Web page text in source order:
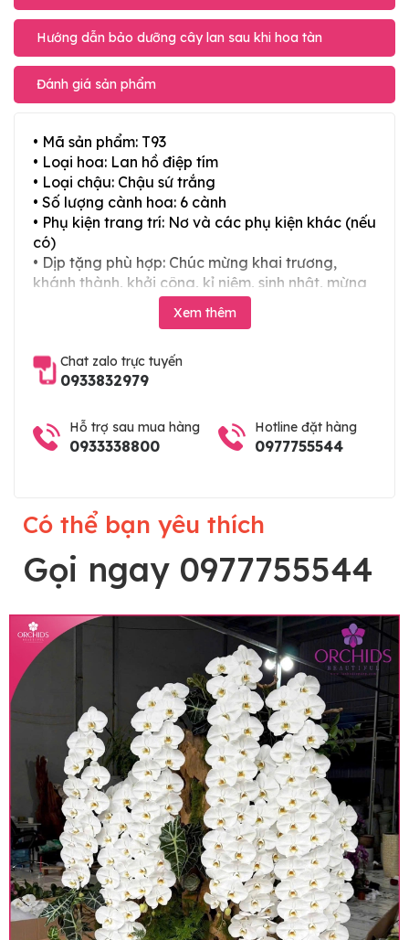
Hướng dẫn bảo dưỡng cây lan sau khi hoa tàn
Đánh giá sản phẩm
• Mã sản phẩm: T93
• Loại hoa: Lan hồ điệp tím
• Loại chậu: Chậu sứ trắng
• Số lượng cành hoa: 6 cành
• Phụ kiện trang trí: Nơ và các phụ kiện khác (nếu
có)
• Dịp tặng phù hợp: Chúc mừng khai trương,
khánh thành, khởi công, kỉ niệm, sinh nhật, mừng
thọ, mừng cưới, tân gia và các ngày lễ tết trong
Lưu ý trước khi đặt hàng
• Về cây hoa: Một chậu hoa lan hồ điệp đẹp và
hoàn chỉnh sẽ được phối ghép từ nhiều cây hoa
và tạo dáng hoàn toàn thủ công nên có thể sẽ
khác nhau đôi chút giữa sản phẩm thực tế và
trên hình. Cây hoa lan còn phụ thuộc theo mùa
Xem thêm
Chat zalo trực tuyến
0933832979
Hỗ trợ sau mua hàng
0933338800
Hotline đặt hàng
0977755544
Có thể bạn yêu thích
Gọi ngay 0977755544